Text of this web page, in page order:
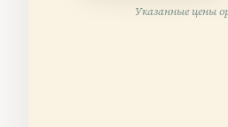
Указанные цены